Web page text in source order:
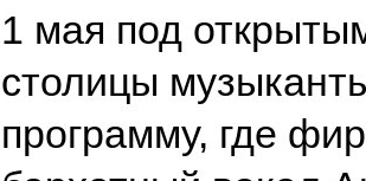
1 мая под
столицы
программу, где